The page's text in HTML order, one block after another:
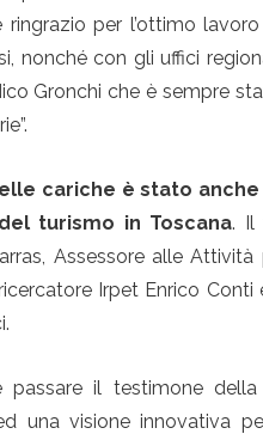
ringrazio per l’ottimo
nonché con gli uffici
Gronchi che è sempre
cariche è stato
turismo in Toscana. Il
Assessore alle
Irpet Enrico
passare il testimone
una visione innovativa